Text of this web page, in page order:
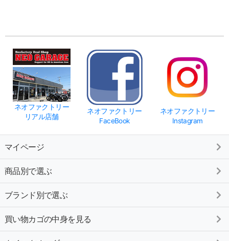
ネオファクトリー
リアル店舗
ネオファクトリー
FaceBook
ネオファクトリー
Instagram
マイページ
商品別で選ぶ
ブランド別で選ぶ
買い物カゴの中身を見る